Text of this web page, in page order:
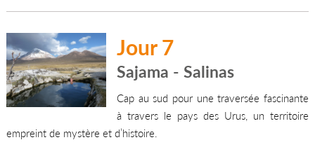
Jour 7
Sajama - Salinas
Cap au sud pour une traversée fascinante
à travers le pays des Urus, un territoire
empreint de mystère et d’histoire.